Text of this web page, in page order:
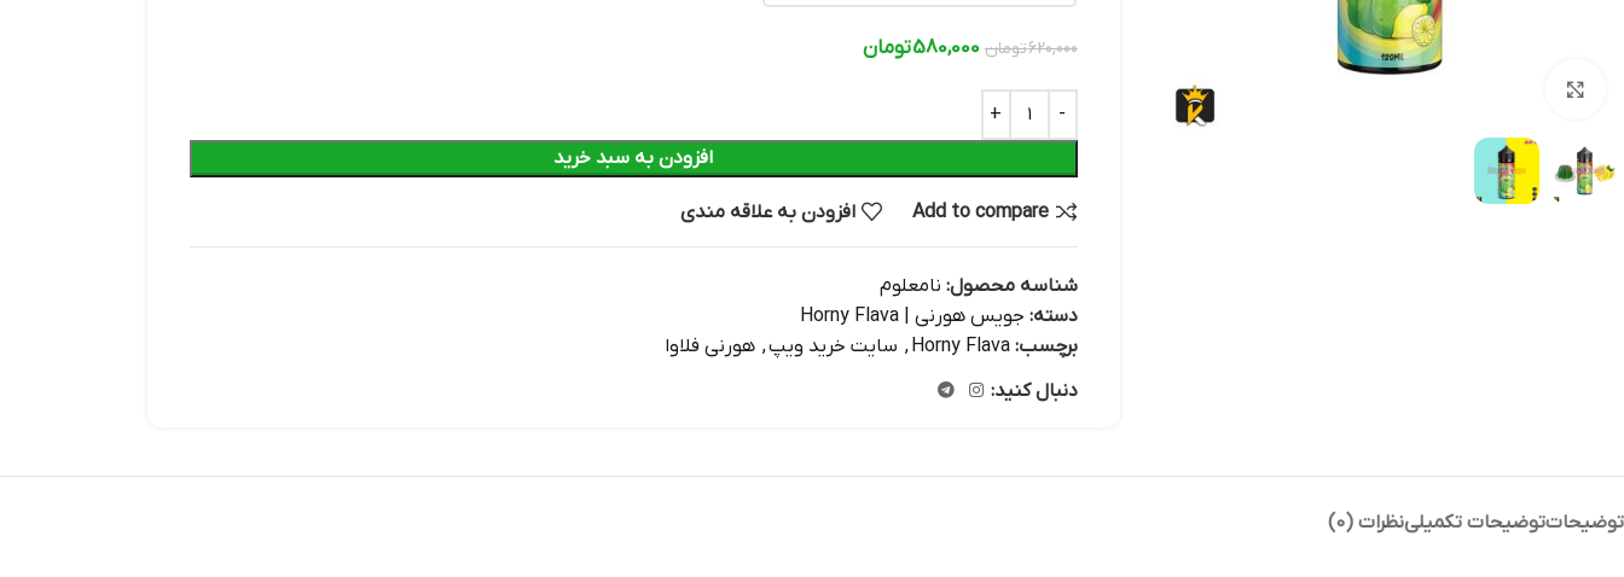
620,000تومان 580,000تومان
افزودن به سبد خرید
Add to compare افزودن به علاقه مندی
شناسه محصول: نامعلوم
دسته: جویس هورنی | Horny Flava
برچسب: Horny Flava
, سایت خرید ویپ, هورنی فلاوا
دنبال کنید:
توضیحاتتوضیحات تکمیلینظرات (0)